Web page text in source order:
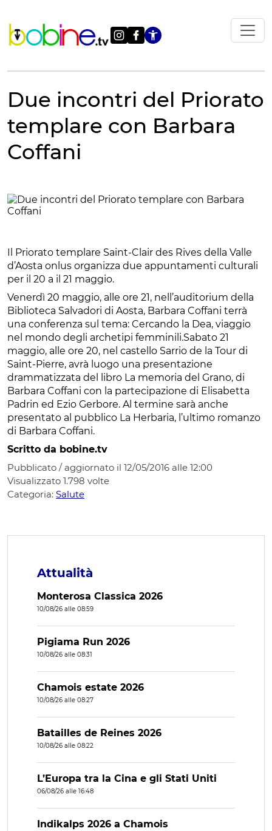
contenuto
Apri le
Due incontri del Priorato
templare con Barbara
Coffani
Il Priorato templare Saint-Clair des Rives della Valle
d’Aosta onlus organizza due appuntamenti culturali
per il 20 a il 21 maggio.
Venerdì 20 maggio, alle ore 21, nell’auditorium della
Biblioteca Salvadori di Aosta, Barbara Coffani terrà
una conferenza sul tema: Cercando la Dea, viaggio
nel mondo degli archetipi femminili.Sabato 21
maggio, alle ore 20, nel castello Sarrio de la Tour di
Saint-Pierre, avrà luogo una presentazione
drammatizzata del libro La memoria del Grano, di
Barbara Coffani con la partecipazione di Elisabetta
Padrin ed Ezio Gerbore. Al termine sarà anche
presentato al pubblico La Herbaria, l’ultimo romanzo
di Barbara Coffani.
Scritto da bobine.tv
Pubblicato / aggiornato il 12/05/2016 alle 12:00
Visualizzato 1.798 volte
Categoria: Salute
Attualità
Monterosa Classica 2026
10/08/26 alle 08:59
Pigiama Run 2026
10/08/26 alle 08:31
Chamois estate 2026
10/08/26 alle 08:27
Batailles de Reines 2026
10/08/26 alle 08:22
L’Europa tra la Cina e gli Stati Uniti
06/08/26 alle 16:48
Indikalps 2026 a Chamois